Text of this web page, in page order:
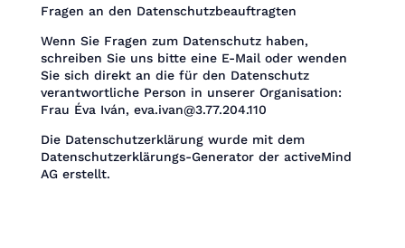
Fragen an den Datenschutzbeauftragten
Wenn Sie Fragen zum Datenschutz haben,
schreiben Sie uns bitte eine E-Mail oder wenden
Sie sich direkt an die für den Datenschutz
verantwortliche Person in unserer Organisation:
Frau Éva Iván, eva.ivan@3.77.204.110
Die Datenschutzerklärung wurde mit dem
Datenschutzerklärungs-Generator der activeMind
AG erstellt.